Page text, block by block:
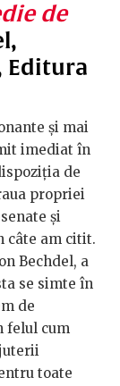
de
Editura
și mai
imediat în
de
propriei
și
câte am citit.
Bechdel, a
se simte în
de
felul cum
toate